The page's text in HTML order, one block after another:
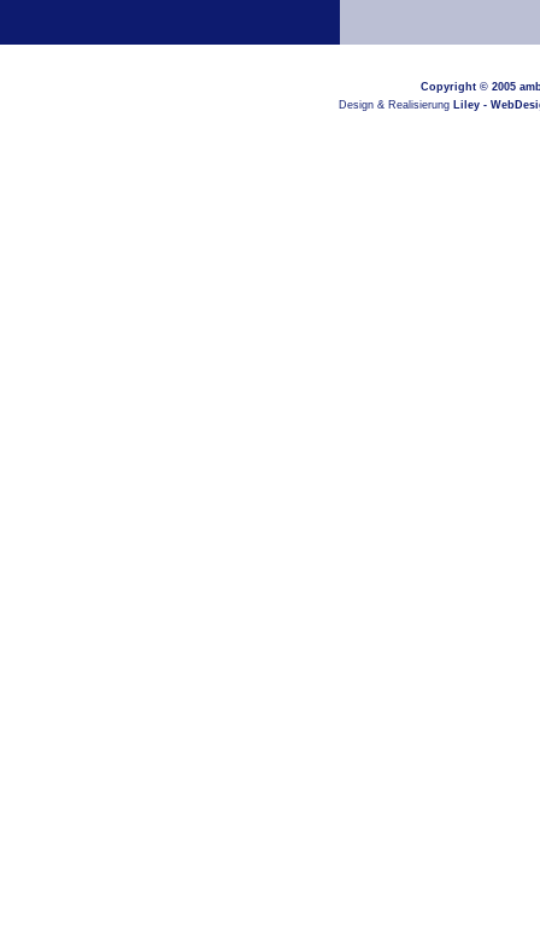
Copyright © 2005
Design & Realisierung Liley -